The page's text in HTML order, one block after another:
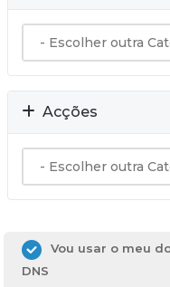
Acções
Vou usar o meu
DNS